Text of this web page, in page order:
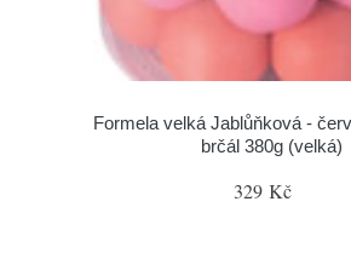
Formela velká Jablůňková -
brčál 380g (velká)
329 Kč